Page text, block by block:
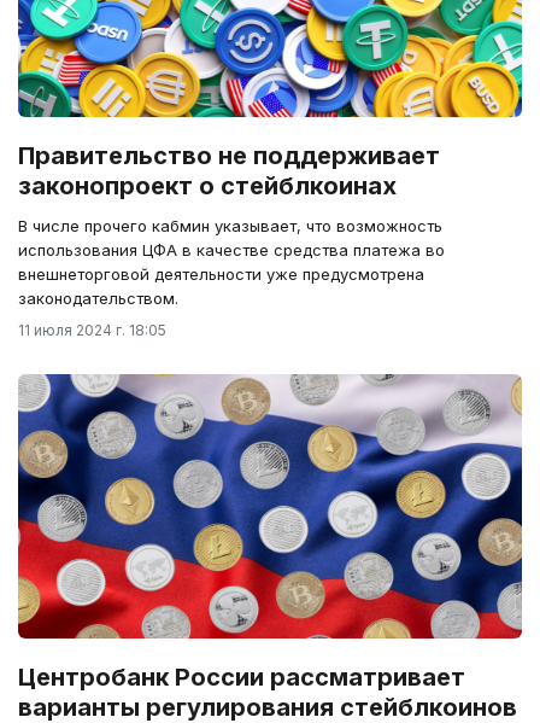
Правительство не поддерживает
законопроект о стейблкоинах
В числе прочего кабмин указывает, что возможность
использования ЦФА в качестве средства платежа во
внешнеторговой деятельности уже предусмотрена
законодательством.
11 июля 2024 г. 18:05
Центробанк России рассматривает
варианты регулирования стейблкоинов